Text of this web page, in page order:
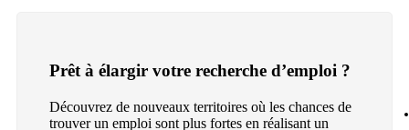
Prêt à élargir votre recherche d’emploi ?
Découvrez de nouveaux territoires où les chances de
trouver un emploi sont plus fortes en réalisant un